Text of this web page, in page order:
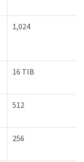
1,024
16 TIB
512
256